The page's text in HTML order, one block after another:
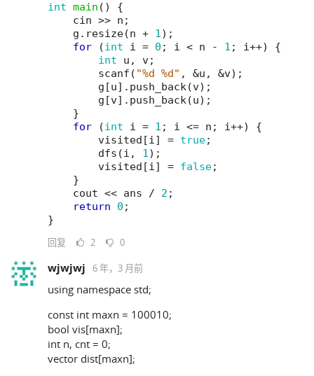
int main ()
{
cin >> n ;
g . resize(n + 1);
for
(int i = 0 ; i < n - 1 ; i++)
{
int
u , v;
scanf ( "%d %d" , &u , &v);
g [u]. push_back(v);
g [v]. push_back(u);
}
for
(int i = 1 ; i <= n ; i++)
{
visited [i] = true;
dfs (i , 1);
visited [i] = false;
}
cout << ans / 2 ;
return
0 ;
}
回复
2 0
wjwjwj 6 年，3 月前
using namespace std;
const int maxn = 100010;
bool vis[maxn];
int n, cnt = 0;
vector dist[maxn];